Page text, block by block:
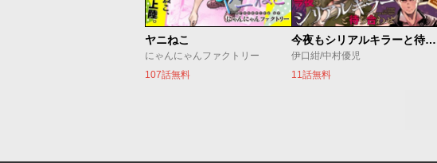
ヤニねこ
にゃんにゃんファクトリー
107話無料
今夜もシリアルキラーと待ち合わせ
伊口紺/中村優児
11話無料